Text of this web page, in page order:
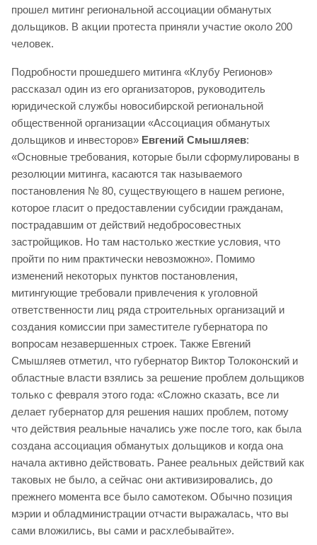
прошел митинг региональной ассоциации обманутых
дольщиков. В акции протеста приняли участие около 200
человек.
Подробности прошедшего митинга «Клубу Регионов»
рассказал один из его организаторов, руководитель
юридической службы новосибирской региональной
общественной организации «Ассоциация обманутых
дольщиков и инвесторов» Евгений Смышляев:
«Основные требования, которые были сформулированы в
резолюции митинга, касаются так называемого
постановления № 80, существующего в нашем регионе,
которое гласит о предоставлении субсидии гражданам,
пострадавшим от действий недобросовестных
застройщиков. Но там настолько жесткие условия, что
пройти по ним практически невозможно». Помимо
изменений некоторых пунктов постановления,
митингующие требовали привлечения к уголовной
ответственности лиц ряда строительных организаций и
создания комиссии при заместителе губернатора по
вопросам незавершенных строек. Также Евгений
Смышляев отметил, что губернатор Виктор Толоконский и
областные власти взялись за решение проблем дольщиков
только с февраля этого года: «Сложно сказать, все ли
делает губернатор для решения наших проблем, потому
что действия реальные начались уже после того, как была
создана ассоциация обманутых дольщиков и когда она
начала активно действовать. Ранее реальных действий как
таковых не было, а сейчас они активизировались, до
прежнего момента все было самотеком. Обычно позиция
мэрии и обладминистрации отчасти выражалась, что вы
сами вложились, вы сами и расхлебывайте».